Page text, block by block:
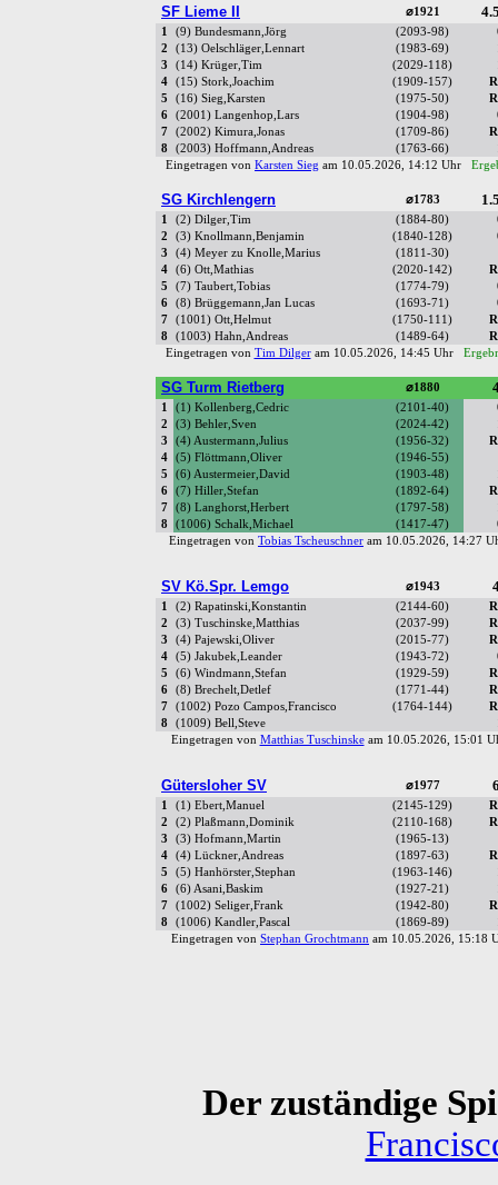
SF Lieme II
⌀1921
1 (9) Bundesmann,Jörg (2093-98)
2
(13) Oelschläger,Lennart (1983-69)
3
(14) Krüger,Tim (2029-118)
4
(15) Stork,Joachim (1909-157)
5
(16) Sieg,Karsten (1975-50)
6
(2001) Langenhop,Lars (1904-98)
7
(2002) Kimura,Jonas (1709-86)
8
(2003) Hoffmann,Andreas (1763-66)
Eingetragen von Karsten Sieg am 10.05.2026, 14:12 Uhr
SG Kirchlengern ⌀1783
1 (2) Dilger,Tim (1884-80)
2
(3) Knollmann,Benjamin (1840-128)
3
(4) Meyer zu Knolle,Marius (1811-30)
4
(6) Ott,Mathias (2020-142)
5
(7) Taubert,Tobias (1774-79)
6
(8) Brüggemann,Jan Lucas (1693-71)
7
(1001) Ott,Helmut (1750-111)
8
(1003) Hahn,Andreas (1489-64)
Eingetragen von Tim Dilgeram 10.05.2026, 14:45 Uhr
SG Turm Rietberg ⌀1880
1 (1) Kollenberg,Cedric (2101-40)
2
(3) Behler,Sven (2024-42)
3
(4) Austermann,Julius (1956-32)
4
(5) Flöttmann,Oliver (1946-55)
5
(6) Austermeier,David (1903-48)
6
(7) Hiller,Stefan (1892-64)
7
(8) Langhorst,Herbert (1797-58)
8
(1006) Schalk,Michael (1417-47)
Eingetragen von Tobias Tscheuschner am 10.05.2026, 14:27
SV Kö.Spr. Lemgo ⌀1943
1 (2) Rapatinski,Konstantin (2144-60)
2
(3) Tuschinske,Matthias (2037-99)
3
(4) Pajewski,Oliver (2015-77)
4
(5) Jakubek,Leander (1943-72)
5
(6) Windmann,Stefan (1929-59)
6
(8) Brechelt,Detlef (1771-44)
7
(1002) Pozo Campos,Francisco (1764-144)
8
(1009) Bell,Steve
Eingetragen von Matthias Tuschinskeam 10.05.2026, 15:01
Gütersloher SV ⌀1977
1 (1) Ebert,Manuel (2145-129)
2
(2) Plaßmann,Dominik (2110-168)
3
(3) Hofmann,Martin (1965-13)
4
(4) Lückner,Andreas (1897-63)
5
(5) Hanhörster,Stephan (1963-146)
6
(6) Asani,Baskim (1927-21)
7
(1002) Seliger,Frank (1942-80)
8
(1006) Kandler,Pascal (1869-89)
Eingetragen von Stephan Grochtmann am 10.05.2026,
Der zuständige